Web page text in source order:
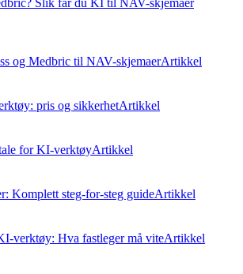
Slik får du KI til NAV-skjemaer
og Medbric til NAV-skjemaerArtikkel
pris og sikkerhetArtikkel
for KI-verktøyArtikkel
Komplett steg-for-steg guideArtikkel
verktøy: Hva fastleger må viteArtikkel